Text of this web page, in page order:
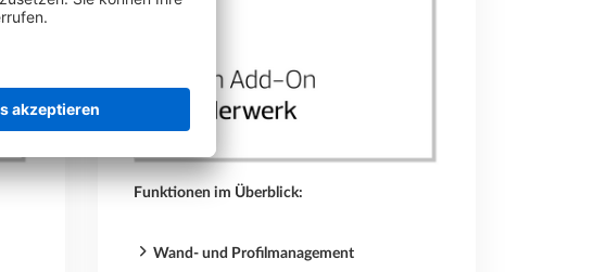
Funktionen im Überblick:
Wand- und Profilmanagement